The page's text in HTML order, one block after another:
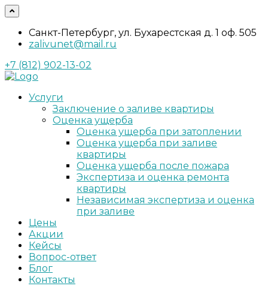
Санкт-Петербург, ул. Бухарестская д. 1 оф. 505
zalivunet@mail.ru
+7 (812) 902-13-02
Услуги
Заключение о заливе квартиры
Оценка ущерба
Оценка ущерба при затоплении
Оценка ущерба при заливе
квартиры
Оценка ущерба после пожара
Экспертиза и оценка ремонта
квартиры
Независимая экспертиза и оценка
при заливе
Цены
Акции
Кейсы
Вопрос-ответ
Блог
Контакты